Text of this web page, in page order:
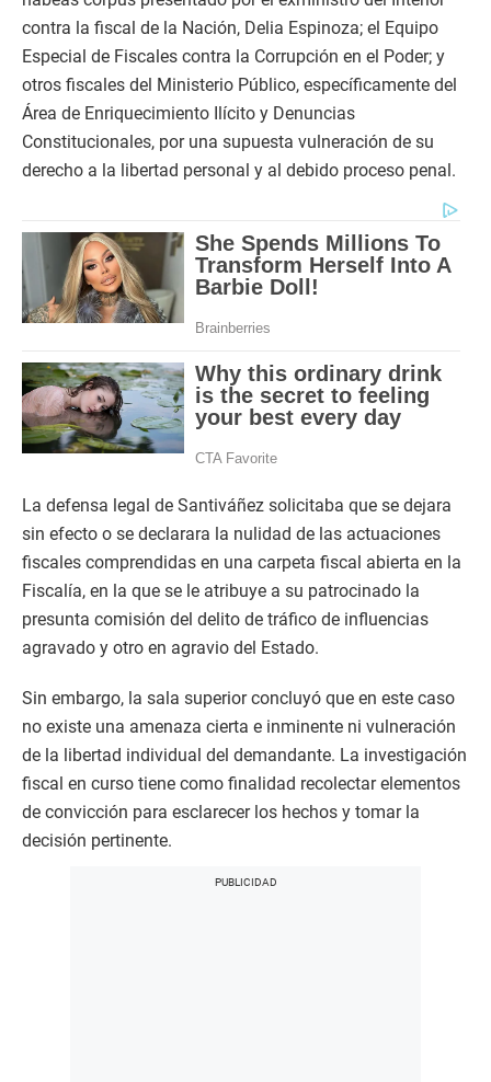
contra la fiscal de la Nación, Delia Espinoza; el Equipo
Especial de Fiscales contra la Corrupción en el Poder; y
otros fiscales del Ministerio Público, específicamente del
Área de Enriquecimiento Ilícito y Denuncias
Constitucionales, por una supuesta vulneración de su
derecho a la libertad personal y al debido proceso penal.
La defensa legal de Santiváñez solicitaba que se dejara
sin efecto o se declarara la nulidad de las actuaciones
fiscales comprendidas en una carpeta fiscal abierta en la
Fiscalía, en la que se le atribuye a su patrocinado la
presunta comisión del delito de tráfico de influencias
agravado y otro en agravio del Estado.
Sin embargo, la sala superior concluyó que en este caso
no existe una amenaza cierta e inminente ni vulneración
de la libertad individual del demandante. La investigación
fiscal en curso tiene como finalidad recolectar elementos
de convicción para esclarecer los hechos y tomar la
decisión pertinente.